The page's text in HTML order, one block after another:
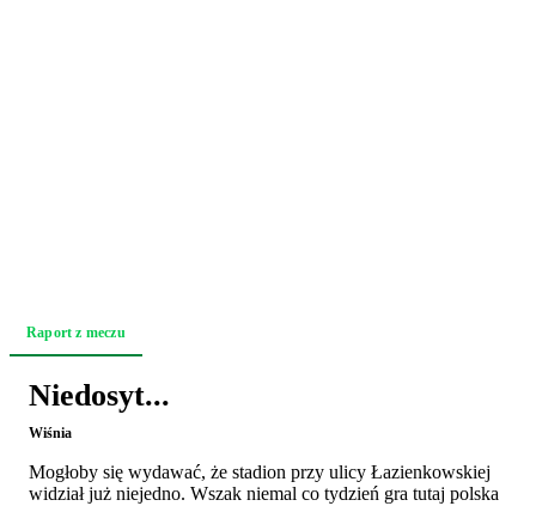
Raport z meczu
Niedosyt...
Wiśnia
Mogłoby się wydawać, że stadion przy ulicy Łazienkowskiej
widział już niejedno. Wszak niemal co tydzień gra tutaj polska